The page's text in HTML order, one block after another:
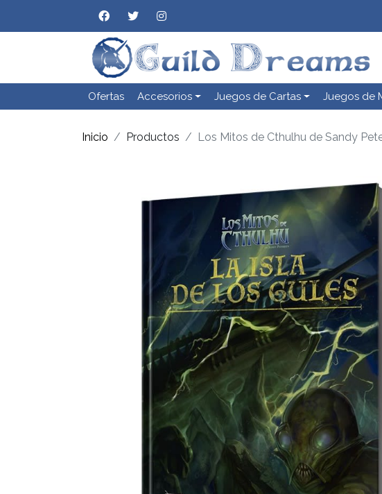
Ofertas Accesorios Juegos de Cartas Juegos de
Inicio Productos Los Mitos de Cthulhu de Sandy